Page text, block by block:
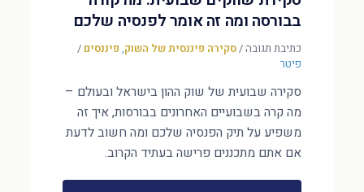
בבורסה ומה זה אומר לפנסיה שלכם
כתיבת תגובה/סקירה פיננסית של השוק, פיננסים /
פיטר
סקירה שבועית של שוק ההון בישראל ובעולם –
מה קרה בשבועיים האחרונים בבורסות, איך זה
משפיע על תיק הפנסיה שלכם ומה חשוב לדעת
אם אתם מתכננים פרישה בעתיד הקרוב.